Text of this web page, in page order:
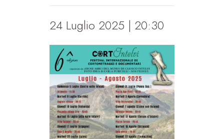
24 Luglio 2025 | 20:30